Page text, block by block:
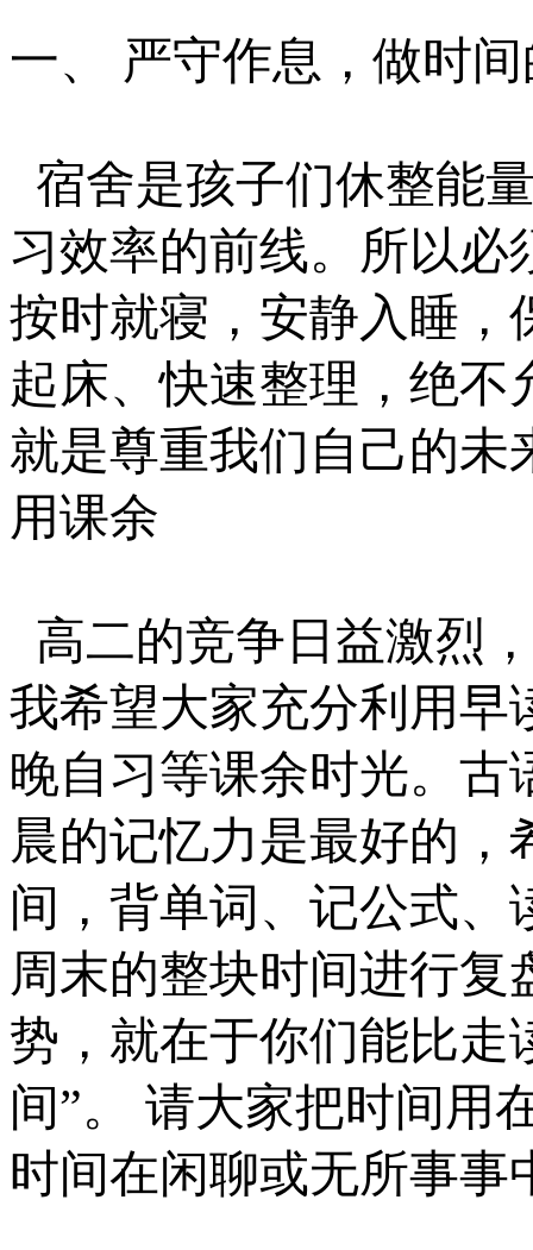
一、 严守作息，做时
宿舍是孩子们休整能
习效率的前线。所以必
按时就寝，安静入睡，
起床、快速整理，绝不
就是尊重我们自己的未
用课余
高二的竞争日益激烈
我希望大家充分利用早
晚自习等课余时光。古
晨的记忆力是最好的
间，背单词、记公式
周末的整块时间进行
势，就在于你们能比走
间”。 请大家把时间用
时间在闲聊或无所事事